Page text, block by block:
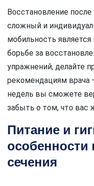
Восстановление
сложный и
мобильность
борьбе за
упражнений, делайте
рекомендациям врача
недель вы сможете
забыть о том, что вас
Питание и
особенности
сечения